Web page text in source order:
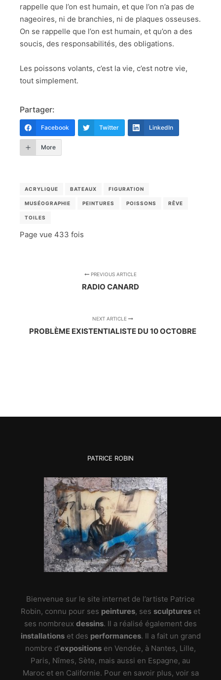
rappelle que l’on est humain, et que l’on n’a pas de
nageoires, ni de branchies, ni de plaques osseuses.
On se rappelle que l’on est humain, et qu’on a des
soucis, des responsabilités, des obligations.
Les poissons volants, c’est la vie, c’est notre vie,
tout simplement.
Partager:
Facebook Twitter LinkedIn
More
ACRYLIQUE BATEAUX FIGURATION
MUSÉOGRAPHIE PEINTURES POISSONS RÊVE
TOILES
Page vue 433 fois
PREVIOUS ARTICLE
RADIO CANARD
NEXT ARTICLE
PROBLÈME EXISTENTIALISTE DU 10 OCTOBRE
PATRICE ROBIN
Bienvenue sur le site internet de l’artiste Patrice
Robin, connu pour ses peintures, ses sculptures et
ses nombreux dessins. Il a réalisé également des
installationset des performances. Il a fait un grand
nombre d’expositions en Vendée, à Nantes, Lille,
Paris, Nîmes, Sète, mais aussi en Espagne, au
Maroc et en Californie. Pour en savoir plus, voir sa